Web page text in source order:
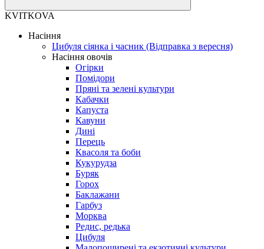
KVITKOVA
Насіння
Цибуля сіянка і часник (Відправка з вересня)
Насіння овочів
Огірки
Помідори
Пряні та зелені культури
Кабачки
Капуста
Кавуни
Дині
Перець
Квасоля та боби
Кукурудза
Буряк
Горох
Баклажани
Гарбуз
Морква
Редис, редька
Цибуля